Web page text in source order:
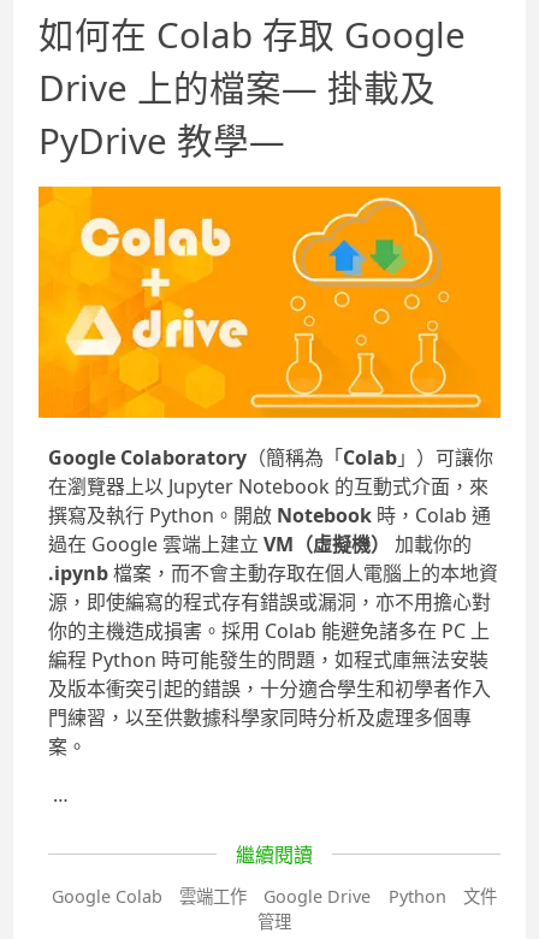
如何在 Colab 存取 Google
Drive 上的檔案— 掛載及
PyDrive 教學—
Google Colaboratory （簡稱為「Colab」）可讓你
在瀏覽器上以 Jupyter Notebook 的互動式介面，來
撰寫及執行 Python。開啟 Notebook 時，Colab 通
過在 Google 雲端上建立VM（虛擬機）
加載你的
.ipynb檔案，而不會主動存取在個人電腦上的本地資
源，即使編寫的程式存有錯誤或漏洞，亦不用擔心對
你的主機造成損害。採用 Colab 能避免諸多在 PC 上
編程 Python 時可能發生的問題，如程式庫無法安裝
及版本衝突引起的錯誤，十分適合學生和初學者作入
門練習，以至供數據科學家同時分析及處理多個專
案。
…
繼續閱讀
Google Colab 雲端工作 Google Drive Python
文件
管理